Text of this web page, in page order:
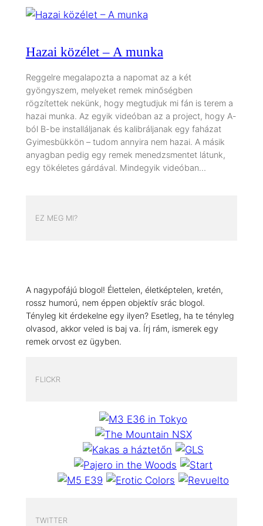
Hazai közélet – A munka
Reggelre megalapozta a napomat az a két
gyöngyszem, melyeket remek minőségben
rögzítettek nekünk, hogy megtudjuk mi fán is terem a
hazai munka. Az egyik videóban az a project, hogy A-
ból B-be installáljanak és kalibráljanak egy faházat
Gyimesbükkön – tudom annyira nem hazai. A másik
anyagban pedig egy remek menedzsmentet látunk,
egy tökéletes gárdával. Mindegyik videóban…
EZ MEG MI?
A nagypofájú blogol! Élettelen, életképtelen, kretén,
rossz humorú, nem éppen objektív srác blogol.
Tényleg kit érdekelne egy ilyen? Esetleg, ha te tényleg
olvasod, akkor veled is baj va. Írj rám, ismerek egy
remek orvost ez ügyben.
FLICKR
TWITTER